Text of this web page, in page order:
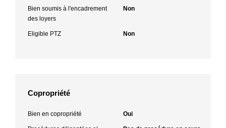
Bien soumis à l'encadrement
des loyers
Non
Eligible PTZ Non
Copropriété
Bien en copropriété Oui